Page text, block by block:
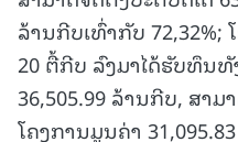
ລ້ານກີບເທົ່າກັບ
20 ຕື້ກີບ ລົງມາໄດ້ຮັບທຶນ
36,505.99 ລ້ານກີບ, ສາມ
ໂຄງການມູນຄ່າ